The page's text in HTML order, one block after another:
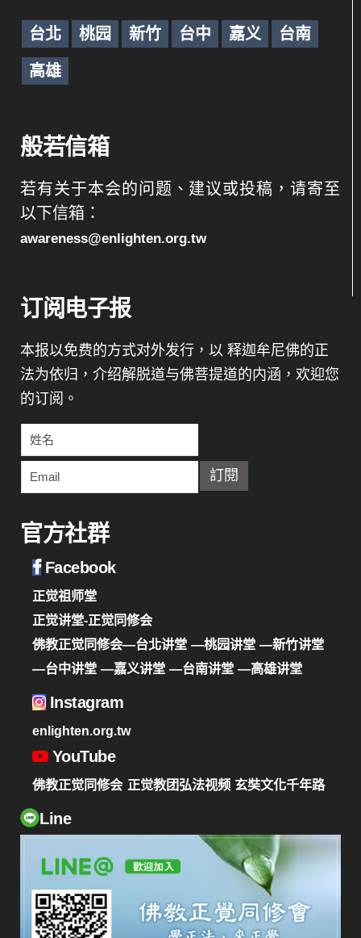
台北 桃园 新竹 台中 嘉义 台南
高雄
般若信箱
若有关于本会的问题、建议或投稿，请寄至
以下信箱：
awareness@enlighten.org.tw
订阅电子报
本报以免费的方式对外发行，以 释迦牟尼佛的正
法为依归，介绍解脱道与佛菩提道的内涵，欢迎您
的订阅。
官方社群
Facebook
正觉祖师堂
正觉讲堂-正觉同修会
佛教正觉同修会—台北讲堂 —桃园讲堂 —新竹讲堂
—台中讲堂 —嘉义讲堂 —台南讲堂 —高雄讲堂
Instagram
enlighten.org.tw
YouTube
佛教正觉同修会 正觉教团弘法视频 玄奘文化千年路
Line